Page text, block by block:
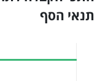
תנאי הסף